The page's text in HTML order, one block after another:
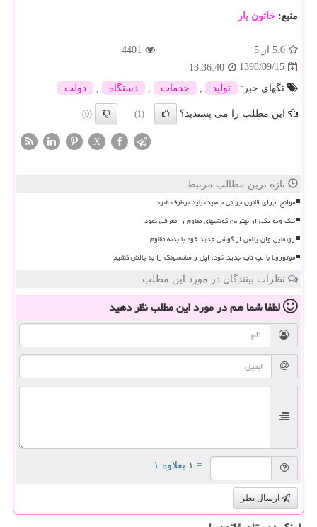
منبع: خاتون یار
5.0 از 5
4401
1398/09/15
13:36:40
تگهای خبر:
تولید خدمات دستگاه دولت
این مطلب را می پسندید؟ (1)
(0)
X
تازه ترین مطالب مرتبط
موانع اجرای قانون جوانی جمعیت باید برطرف شود
بلک ویو یکی از بهترین گوشیهای مقاوم را معرفی نمود
رونمایی وان پلاس از گوشی جدید خود با بدنه مقاوم
موتورولا با لپ تاپ جدید خود، اپل و سامسونگ را به چالش کشید
نظرات بینندگان در مورد این مطلب
لطفا شما همدر مورد این مطلبنظر دهید
= ۱ بعلاوه ۱
ارسال نظر